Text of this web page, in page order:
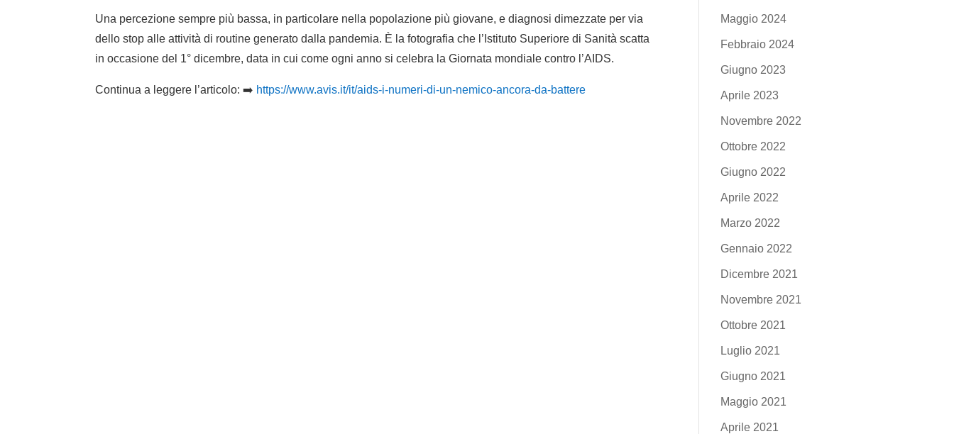
Una percezione sempre più bassa, in particolare nella popolazione più giovane, e diagnosi dimezzate per via
dello stop alle attività di routine generato dalla pandemia. È la fotografia che l’Istituto Superiore di Sanità scatta
in occasione del 1° dicembre, data in cui come ogni anno si celebra la Giornata mondiale contro l’AIDS.
Continua a leggere l’articolo: ➡️ https://www.avis.it/it/aids-i-numeri-di-un-nemico-ancora-da-battere
Maggio 2024
Febbraio 2024
Giugno 2023
Aprile 2023
Novembre 2022
Ottobre 2022
Giugno 2022
Aprile 2022
Marzo 2022
Gennaio 2022
Dicembre 2021
Novembre 2021
Ottobre 2021
Luglio 2021
Giugno 2021
Maggio 2021
Aprile 2021